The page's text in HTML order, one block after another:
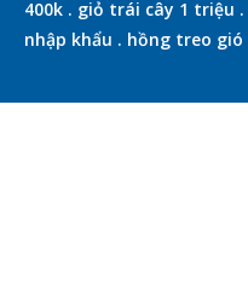
400k . giỏ trái cây 1 triệu .
nhập khẩu . hồng treo gió